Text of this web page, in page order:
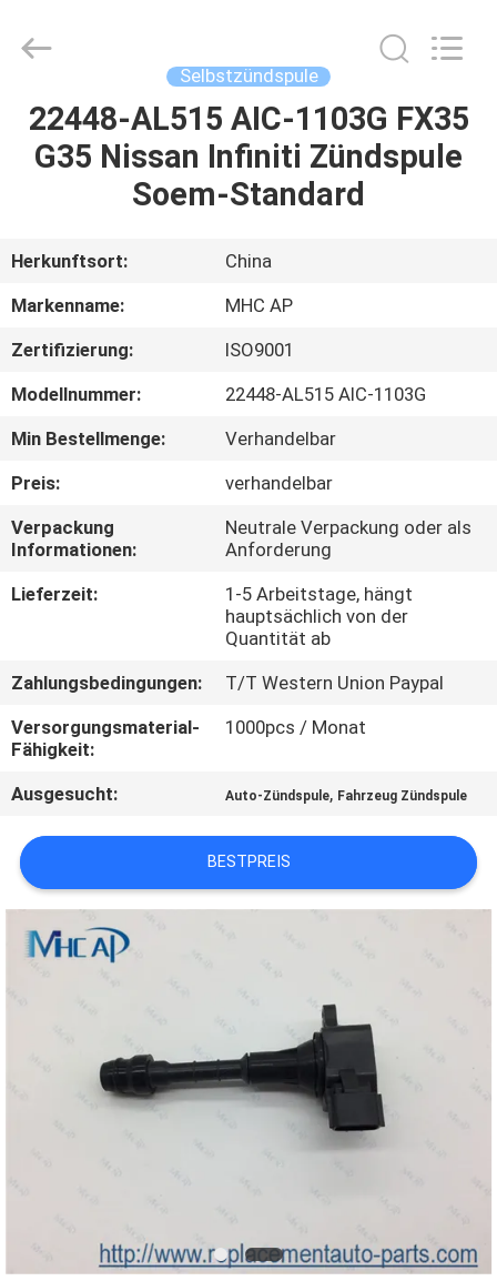
HEIM
PRODUKTE
ÜBER
UNS
FABRIK-
AUSFLUG
QUALITÄTSKONTROLLE
KONTAKTIERE
UNS
SIE
EIN
ZITAT
SITEMAP
PRIVACY
POLICY
Parts
Limited.
Selbstzündspule
22448-AL515 AIC-1103G FX35
G35 Nissan Infiniti Zündspule
Soem-Standard
Herkunftsort:
China
Markenname:
MHC AP
Zertifizierung:
ISO9001
Modellnummer:
22448-AL515 AIC-1103G
Min Bestellmenge:
Verhandelbar
Preis:
verhandelbar
Verpackung
Informationen:
Neutrale Verpackung oder als
Anforderung
Lieferzeit:
1-5 Arbeitstage, hängt
hauptsächlich von der
Quantität ab
Zahlungsbedingungen:
T/T Western Union Paypal
Versorgungsmaterial-
Fähigkeit:
1000pcs / Monat
Ausgesucht: Auto-Zündspule, Fahrzeug Zündspule
BESTPREIS